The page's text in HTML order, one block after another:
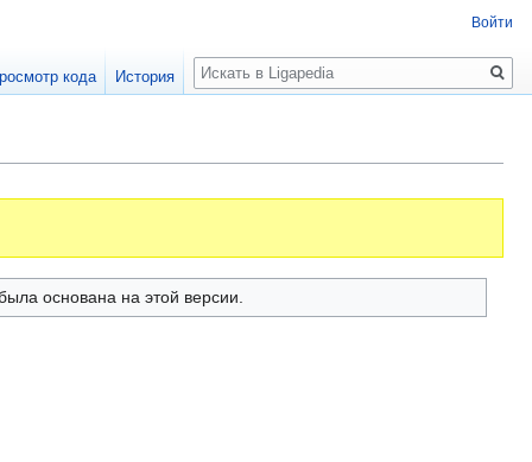
была основана на этой версии.
Войти
кода История
Поиск